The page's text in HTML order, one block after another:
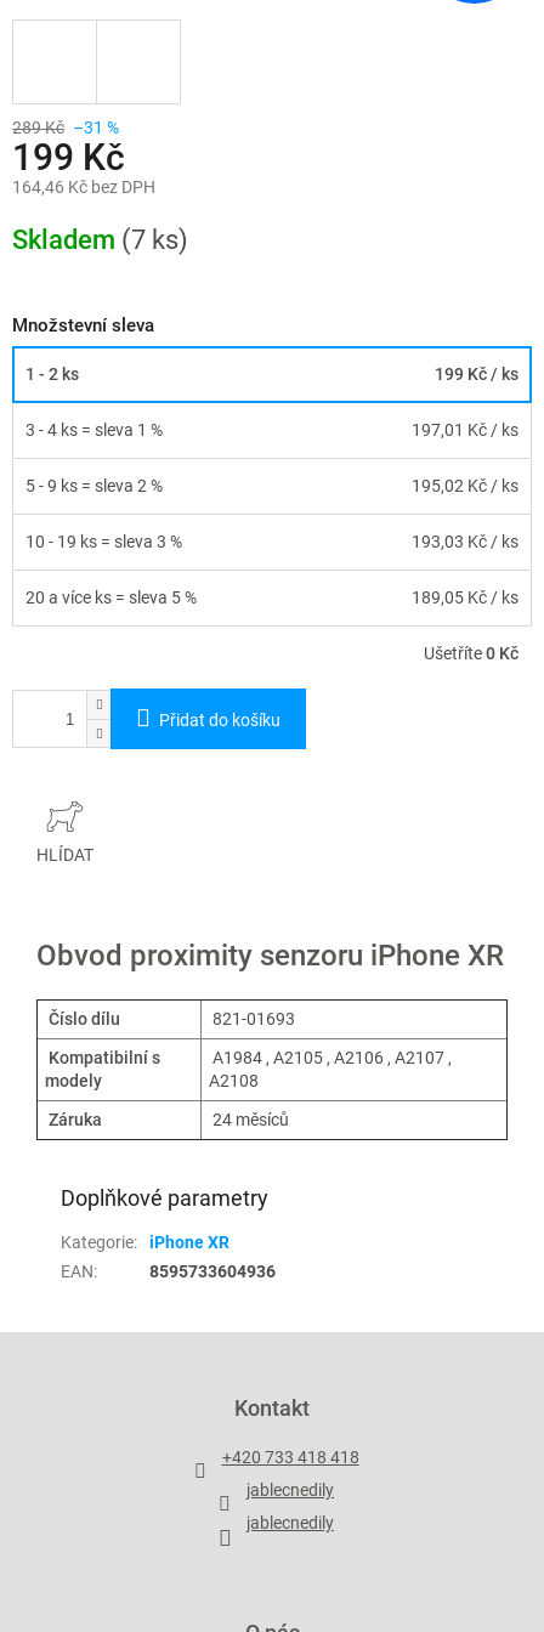
289 Kč –31 %
199 Kč
164,46 Kč bez DPH
cena:
Skladem (7 ks)
Množstevní sleva
1 - 2 ks 199 Kč/ ks
3 - 4 ks = sleva 1 % 197,01 Kč/ ks
5 - 9 ks = sleva 2 % 195,02 Kč/ ks
10 - 19 ks = sleva 3 % 193,03 Kč/ ks
20 a více ks = sleva 5 % 189,05 Kč/ ks
Ušetříte0 Kč
Přidat do košíku
HLÍDAT
Obvod proximity senzoru iPhone XR
Číslo dílu
821-01693
Kompatibilní s
modely
A1984 , A2105 , A2106 , A2107 ,
A2108
Záruka
24 měsíců
Doplňkové parametry
Kategorie:
iPhone XR
EAN: 8595733604936
Kontakt
+420 733 418 418
jablecnedily
jablecnedily